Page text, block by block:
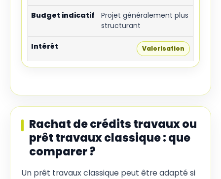
Projet généralement plus
structurant
Valorisation
Rachat de crédits travaux ou
prêt travaux classique : que
comparer ?
Un prêt travaux classique peut être adapté si